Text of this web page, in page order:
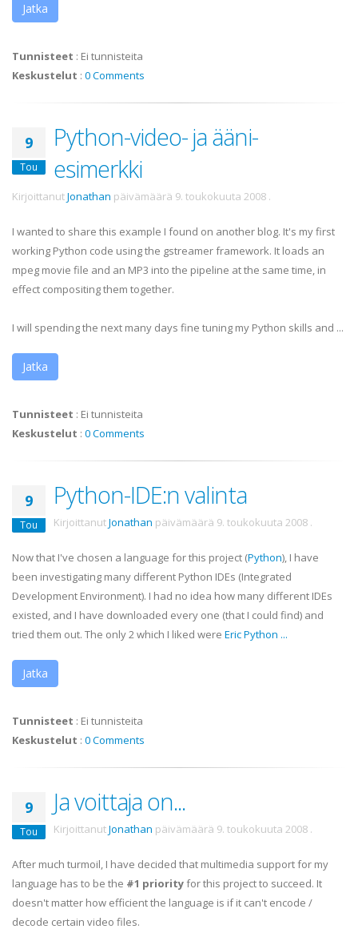
Jatka
Tunnisteet : Ei tunnisteita
Keskustelut : 0 Comments
9
Tou
Python-video- ja ääni-
esimerkki
KirjoittanutJonathan päivämäärä 9. toukokuuta 2008 .
I wanted to share this example I found on another blog. It's my first
working Python code using the gstreamer framework. It loads an
mpeg movie file and an MP3 into the pipeline at the same time, in
effect compositing them together.
I will spending the next many days fine tuning my Python skills and ...
Jatka
Tunnisteet : Ei tunnisteita
Keskustelut : 0 Comments
9
Tou
Python-IDE:n valinta
KirjoittanutJonathan päivämäärä 9. toukokuuta 2008 .
Now that I've chosen a language for this project (Python), I have
been investigating many different Python IDEs (Integrated
Development Environment). I had no idea how many different IDEs
existed, and I have downloaded every one (that I could find) and
tried them out. The only 2 which I liked were Eric Python ...
Jatka
Tunnisteet : Ei tunnisteita
Keskustelut : 0 Comments
9
Tou
Ja voittaja on...
KirjoittanutJonathan päivämäärä 9. toukokuuta 2008 .
After much turmoil, I have decided that multimedia support for my
language has to be the #1 priorityfor this project to succeed. It
doesn't matter how efficient the language is if it can't encode /
decode certain video files.